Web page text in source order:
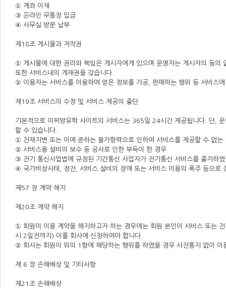
① 계좌 이체
③ 온라인 무통장 입금
④ 사무실 방문 납부
제18조 게시물과 저작권
① 게시물에 대한 권리와 책임은 게시자에게 있으며 운영자는 게시자의 동
또한 서비스내의 게재권을 갖습니다.
② 이용자는 서비스를 이용하여 얻은 정보를 가공, 판매하는 행위 등 서비스
제19조 서비스의 수정 및 서비스 제공의 중단
기본적으로 이찌방유학 사이트의 서비스는 365일 24시간 제공됩니다. 단,
할 수 있습니다.
① 천재지변 또는 이에 준하는 불가항력으로 인하여 서비스를 제공할 수 없는
② 서비스용 설비의 보수 등 공사로 인한 부득이 한 경우
③ 전기 통신사업법에 규정된 기간통신 사업자가 전기통신 서비스를 중지하
④ 국가비상사태, 정전, 서비스 설비의 장애 또는 서비스 이용의 폭주 등으로
제57 장 계약 해지
제20조 계약 해지
① 회원이 이용 계약을 해지하고자 하는 경우에는 회원 본인이 서비스 또는
시 2일전까지) 이를 회사에 신청하여야 합니다.
② 회사는 회원이 위의 1항에 해당하는 행위를 하였을 경우 사전통지 없이
제 6 장 손해배상 및 기타사항
제21조 손해배상